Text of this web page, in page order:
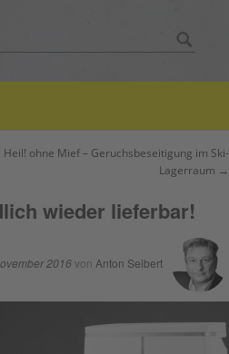
Heil! ohne Mief – Geruchsbeseitigung im Ski-
Lagerraum →
wieder lieferbar!
2016von Anton Seibert